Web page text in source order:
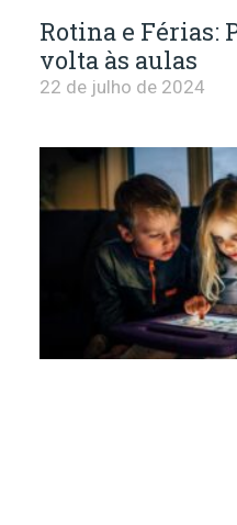
Rotina e Férias:
volta às aulas
22 de julho de 2024